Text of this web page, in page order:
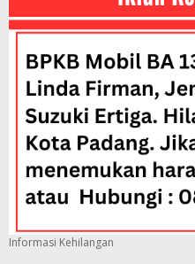
Informasi Kehilangan